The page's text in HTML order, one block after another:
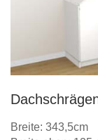
Breite: 343,5cm